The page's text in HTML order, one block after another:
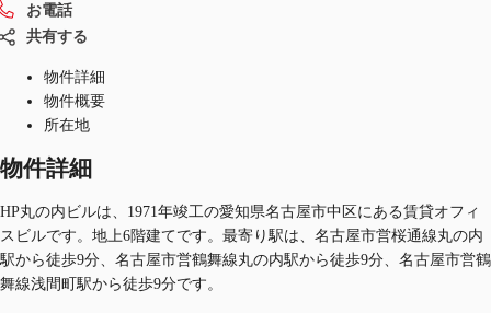
お電話
共有する
物件詳細
物件概要
所在地
物件詳細
HP丸の内ビルは、1971年竣工の愛知県名古屋市中区にある賃貸オフィ
スビルです。地上6階建てです。最寄り駅は、名古屋市営桜通線丸の内
駅から徒歩9分、名古屋市営鶴舞線丸の内駅から徒歩9分、名古屋市営鶴
舞線浅間町駅から徒歩9分です。